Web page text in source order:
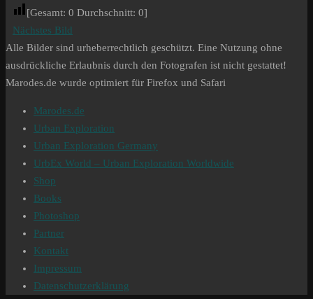
[Gesamt: 0 Durchschnitt: 0]
Nächstes Bild
Alle Bilder sind urheberrechtlich geschützt. Eine Nutzung ohne
ausdrückliche Erlaubnis durch den Fotografen ist nicht gestattet!
Marodes.de wurde optimiert für Firefox und Safari
Marodes.de
Urban Exploration
Urban Exploration Germany
UrbEx World – Urban Exploration Worldwide
Shop
Books
Photoshop
Partner
Kontakt
Impressum
Datenschutzerklärung